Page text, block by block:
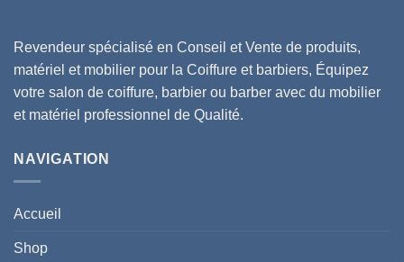
Revendeur spécialisé en Conseil et Vente de produits,
matériel et mobilier pour la Coiffure et barbiers, Équipez
votre salon de coiffure, barbier ou barber avec du mobilier
et matériel professionnel de Qualité.
NAVIGATION
Accueil
Shop